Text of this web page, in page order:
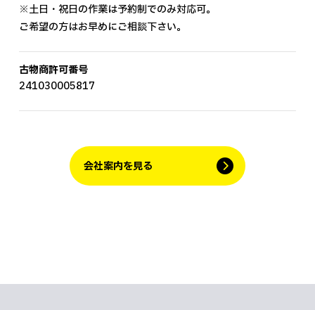
※土日・祝日の作業は予約制でのみ対応可。
ご希望の方はお早めにご相談下さい。
古物商許可番号
241030005817
会社案内を見る